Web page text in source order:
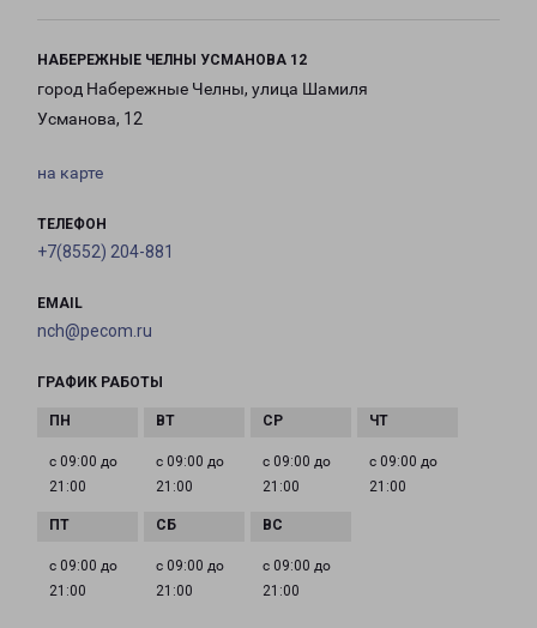
НАБЕРЕЖНЫЕ ЧЕЛНЫ УСМАНОВА 12
город Набережные Челны, улица Шамиля
Усманова, 12
на карте
ТЕЛЕФОН
+7(8552) 204-881
EMAIL
nch@pecom.ru
ГРАФИК РАБОТЫ
с 09:00 до
21:00
с 09:00 до
21:00
с 09:00 до
21:00
с 09:00 до
21:00
с 09:00 до
21:00
с 09:00 до
21:00
с 09:00 до
21:00